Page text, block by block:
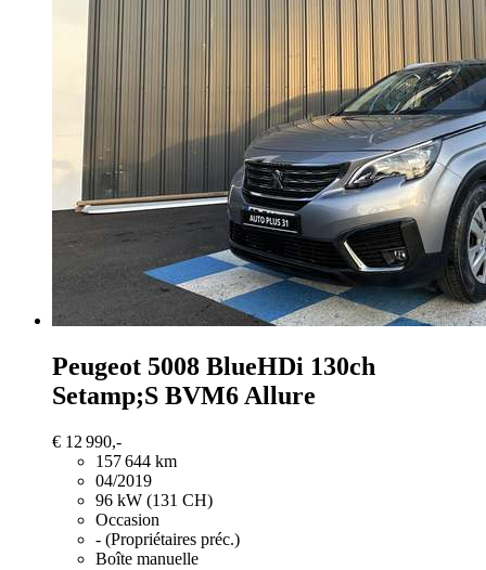
Peugeot 5008 BlueHDi 130ch
Setamp;S BVM6 Allure
€ 12 990,-
157 644 km
04/2019
96 kW (131 CH)
Occasion
- (Propriétaires préc.)
Boîte manuelle